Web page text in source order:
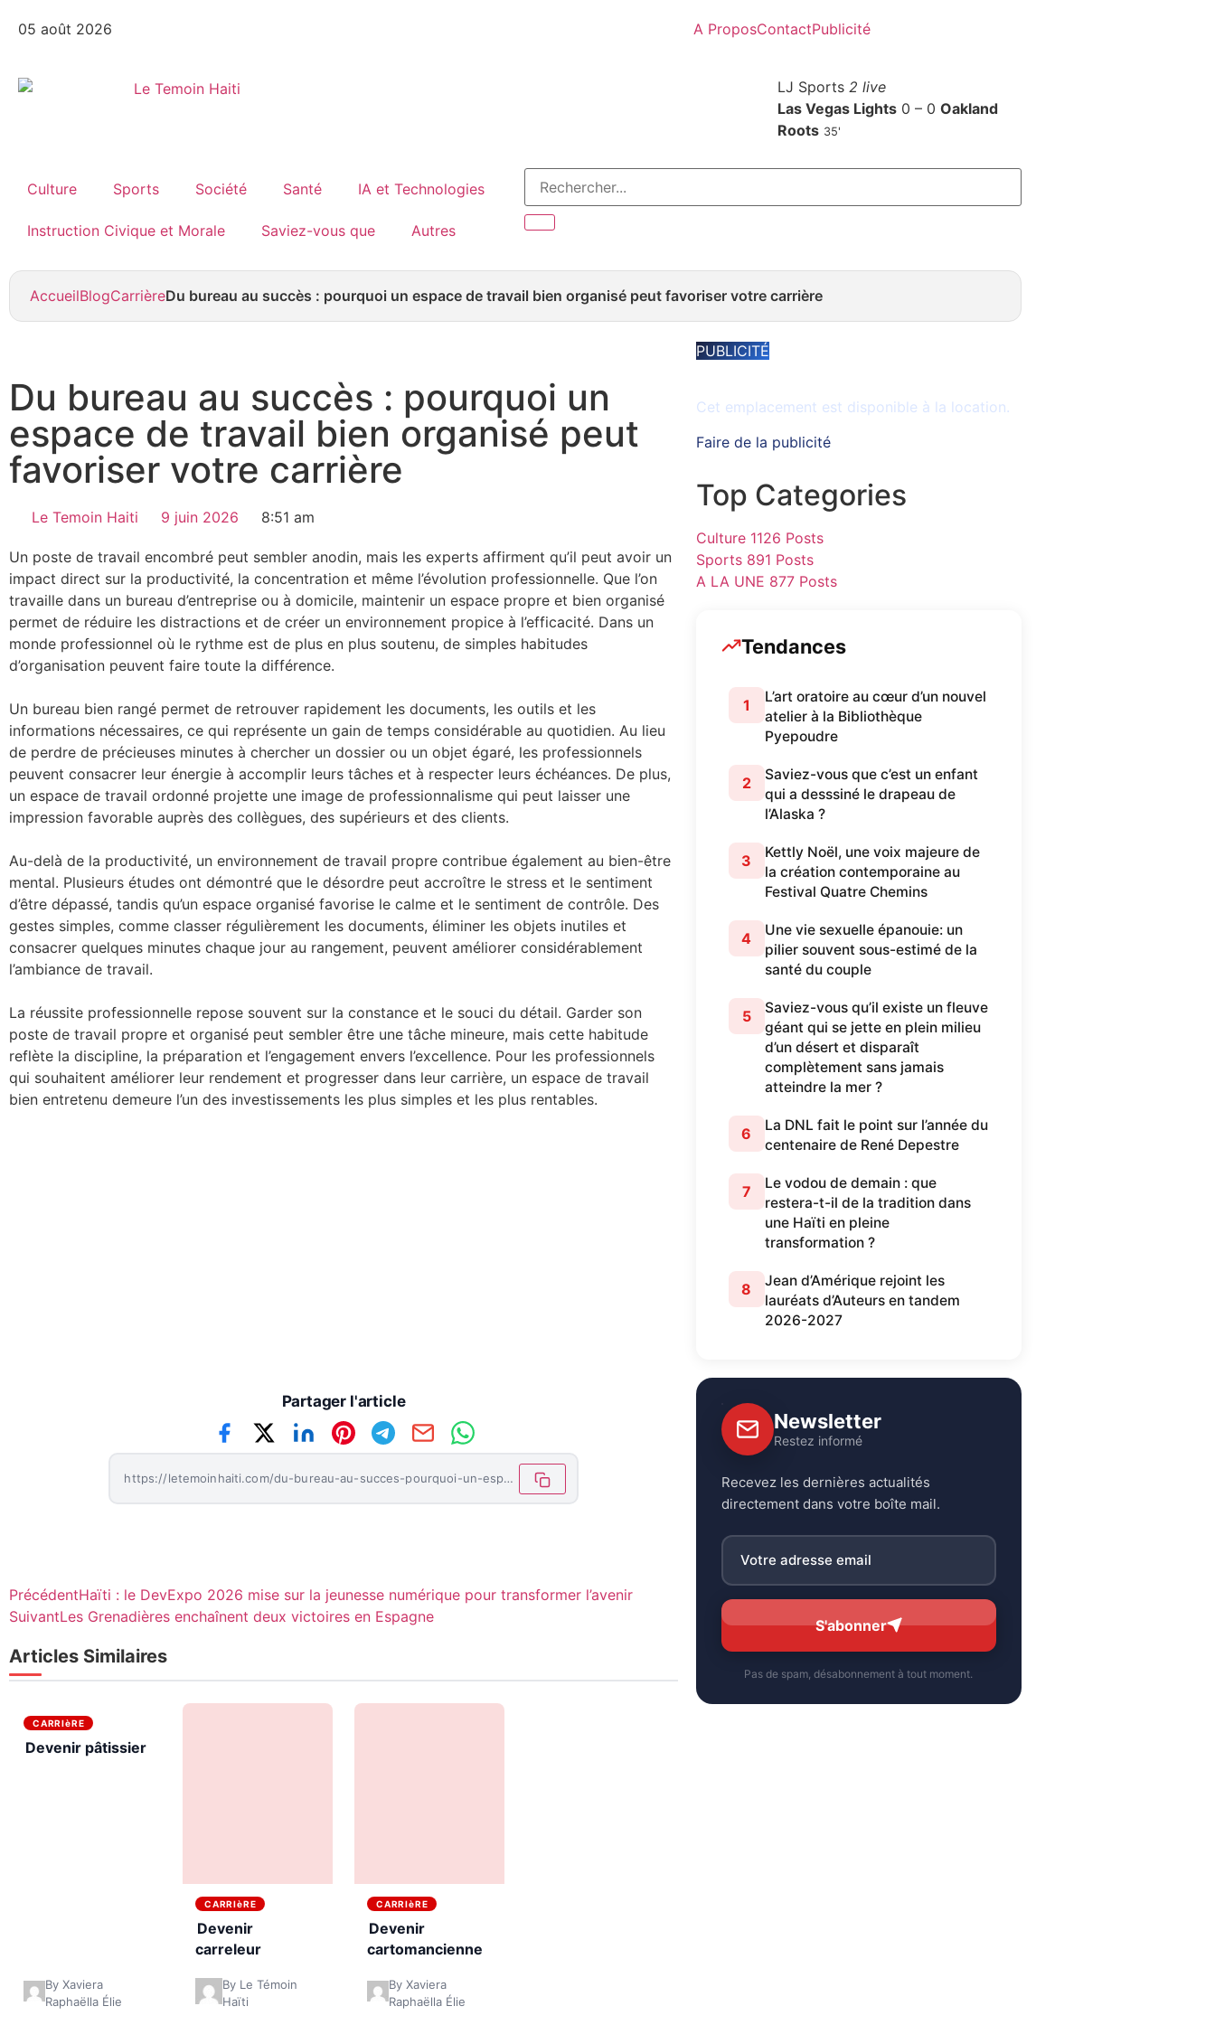
05 août 2026 A ProposContactPublicité
LJ Sports 2 live
Las Vegas Lights 0 – 0 Oakland
Roots 35'
Culture Sports Société Santé IA et Technologies
Instruction Civique et Morale Saviez-vous que Autres
AccueilBlogCarrièreDu bureau au succès : pourquoi un espace de travail bien organisé peut favoriser votre carrière
Du bureau au succès : pourquoi un
espace de travail bien organisé peut
favoriser votre carrière
Le Temoin Haiti 9 juin 2026 8:51 am
Un poste de travail encombré peut sembler anodin, mais les experts affirment qu’il peut avoir un
impact direct sur la productivité, la concentration et même l’évolution professionnelle. Que l’on
travaille dans un bureau d’entreprise ou à domicile, maintenir un espace propre et bien organisé
permet de réduire les distractions et de créer un environnement propice à l’efficacité. Dans un
monde professionnel où le rythme est de plus en plus soutenu, de simples habitudes
d’organisation peuvent faire toute la différence.
Un bureau bien rangé permet de retrouver rapidement les documents, les outils et les
informations nécessaires, ce qui représente un gain de temps considérable au quotidien. Au lieu
de perdre de précieuses minutes à chercher un dossier ou un objet égaré, les professionnels
peuvent consacrer leur énergie à accomplir leurs tâches et à respecter leurs échéances. De plus,
un espace de travail ordonné projette une image de professionnalisme qui peut laisser une
impression favorable auprès des collègues, des supérieurs et des clients.
Au-delà de la productivité, un environnement de travail propre contribue également au bien-être
mental. Plusieurs études ont démontré que le désordre peut accroître le stress et le sentiment
d’être dépassé, tandis qu’un espace organisé favorise le calme et le sentiment de contrôle. Des
gestes simples, comme classer régulièrement les documents, éliminer les objets inutiles et
consacrer quelques minutes chaque jour au rangement, peuvent améliorer considérablement
l’ambiance de travail.
La réussite professionnelle repose souvent sur la constance et le souci du détail. Garder son
poste de travail propre et organisé peut sembler être une tâche mineure, mais cette habitude
reflète la discipline, la préparation et l’engagement envers l’excellence. Pour les professionnels
qui souhaitent améliorer leur rendement et progresser dans leur carrière, un espace de travail
bien entretenu demeure l’un des investissements les plus simples et les plus rentables.
Partager l'article
https://letemoinhaiti.com/du-bureau-au-succes-pourquoi-un-espace-de-travail-bien-organise-peut-favoriser-votre-carriere/
PrécédentHaïti : le DevExpo 2026 mise sur la jeunesse numérique pour transformer l’avenir
SuivantLes Grenadières enchaînent deux victoires en Espagne
Articles Similaires
CARRIèRE
Devenir pâtissier
By Xaviera
Raphaëlla Élie
CARRIèRE
Devenir
carreleur
By Le Témoin
Haïti
CARRIèRE
Devenir
cartomancienne
By Xaviera
Raphaëlla Élie
PUBLICITÉ
Cet emplacement est disponible à la location.
Faire de la publicité
Top Categories
Culture 1126 Posts
Sports 891 Posts
A LA UNE 877 Posts
Tendances
1
L’art oratoire au cœur d’un nouvel
atelier à la Bibliothèque
Pyepoudre
2
Saviez-vous que c’est un enfant
qui a desssiné le drapeau de
l’Alaska ?
3
Kettly Noël, une voix majeure de
la création contemporaine au
Festival Quatre Chemins
4
Une vie sexuelle épanouie: un
pilier souvent sous-estimé de la
santé du couple
5
Saviez-vous qu’il existe un fleuve
géant qui se jette en plein milieu
d’un désert et disparaît
complètement sans jamais
atteindre la mer ?
6
La DNL fait le point sur l’année du
centenaire de René Depestre
7
Le vodou de demain : que
restera-t-il de la tradition dans
une Haïti en pleine
transformation ?
8
Jean d’Amérique rejoint les
lauréats d’Auteurs en tandem
2026-2027
Newsletter
Restez informé
Recevez les dernières actualités
directement dans votre boîte mail.
S'abonner
Pas de spam, désabonnement à tout moment.